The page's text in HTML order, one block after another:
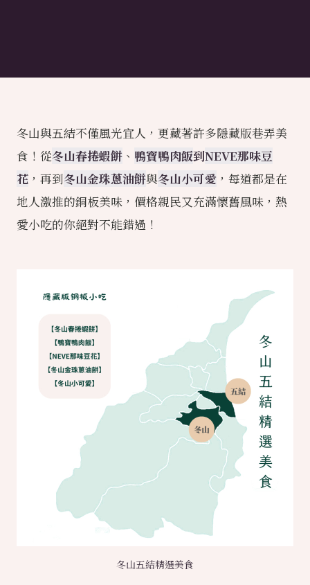
冬山與五結不僅風光宜人，更藏著許多隱藏版巷弄美
食！從冬山春捲蝦餅 、 鴨寶鴨肉飯到NEVE那味豆
花 ，再到冬山金珠蔥油餅與冬山小可愛 ，每道都是在
地人激推的銅板美味，價格親民又充滿懷舊風味，熱
愛小吃的你絕對不能錯過！
冬山五結精選美食